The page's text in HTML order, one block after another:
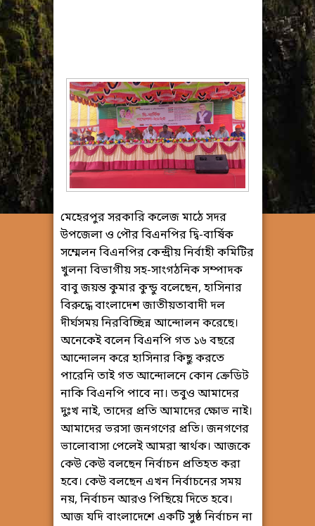
মেহেরপুর সরকারি কলেজ মাঠে সদর
উপজেলা ও পৌর বিএনপির দ্বি-বার্ষিক
সম্মেলন বিএনপির কেন্দ্রীয় নির্বাহী কমিটির
খুলনা বিভাগীয় সহ-সাংগঠনিক সম্পাদক
বাবু জয়ন্ত কুমার কুন্ডু বলেছেন, হাসিনার
বিরুদ্ধে বাংলাদেশ জাতীয়তাবাদী দল
দীর্ঘসময় নিরবিচ্ছিন্ন আন্দোলন করেছে।
অনেকেই বলেন বিএনপি গত ১৬ বছরে
আন্দোলন করে হাসিনার কিছু করতে
পারেনি তাই গত আন্দোলনে কোন ক্রেডিট
নাকি বিএনপি পাবে না। তবুও আমাদের
দুঃখ নাই, তাদের প্রতি আমাদের ক্ষোভ নাই।
আমাদের ভরসা জনগণের প্রতি। জনগণের
ভালোবাসা পেলেই আমরা স্বার্থক। আজকে
কেউ কেউ বলছেন নির্বাচন প্রতিহত করা
হবে। কেউ বলছেন এখন নির্বাচনের সময়
নয়, নির্বাচন আরও পিছিয়ে দিতে হবে।
আজ যদি বাংলাদেশে একটি সুষ্ঠ নির্বাচন না